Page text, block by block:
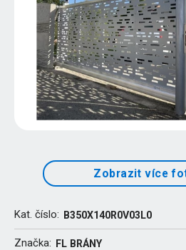
Zobrazit více
Kat. číslo: B350X140R0V03L0
Značka: FL BRÁNY